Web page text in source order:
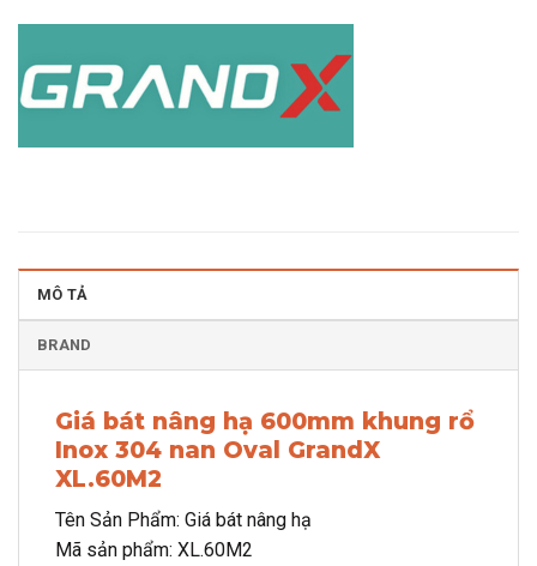
MÔ TẢ
BRAND
Giá bát nâng hạ 600mm khung rổ
Inox 304 nan Oval GrandX
XL.60M2
Tên Sản Phẩm: Giá bát nâng hạ
Mã sản phẩm: XL.60M2